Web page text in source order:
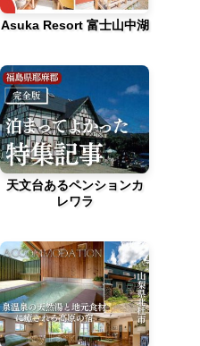
Asuka Resort 富士山中湖
天文台あるペンションカ
レワラ